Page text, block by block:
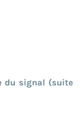
du signal (suite